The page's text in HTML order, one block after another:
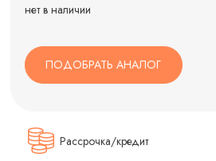
нет в наличии
ПОДОБРАТЬ АНАЛОГ
Рассрочка/кредит